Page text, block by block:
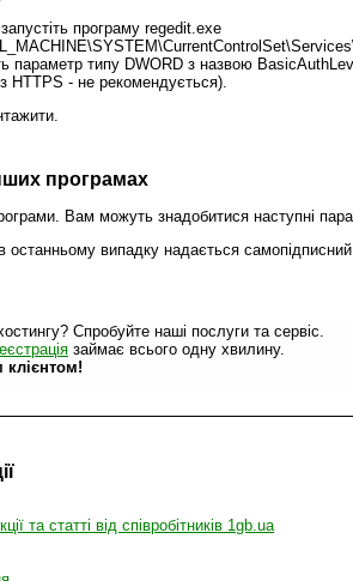
програму regedit.exe
параметр типу DWORD з назвою
HTTPS - не рекомендується).
програмах
Вам можуть знадобитися наступні
випадку надається
Спробуйте наші послуги та сервіс.
займає всього одну хвилину.
та статті від співробітників 1gb.ua